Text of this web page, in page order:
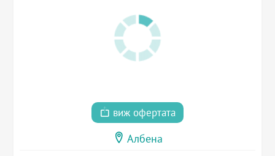
виж офертата
Албена